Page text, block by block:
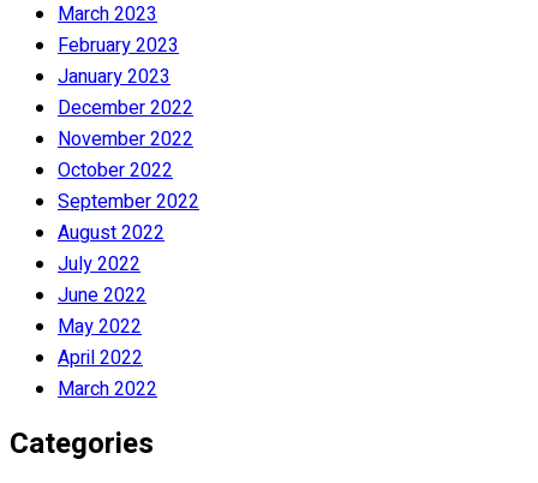
March 2023
February 2023
January 2023
December 2022
November 2022
October 2022
September 2022
August 2022
July 2022
June 2022
May 2022
April 2022
March 2022
Categories